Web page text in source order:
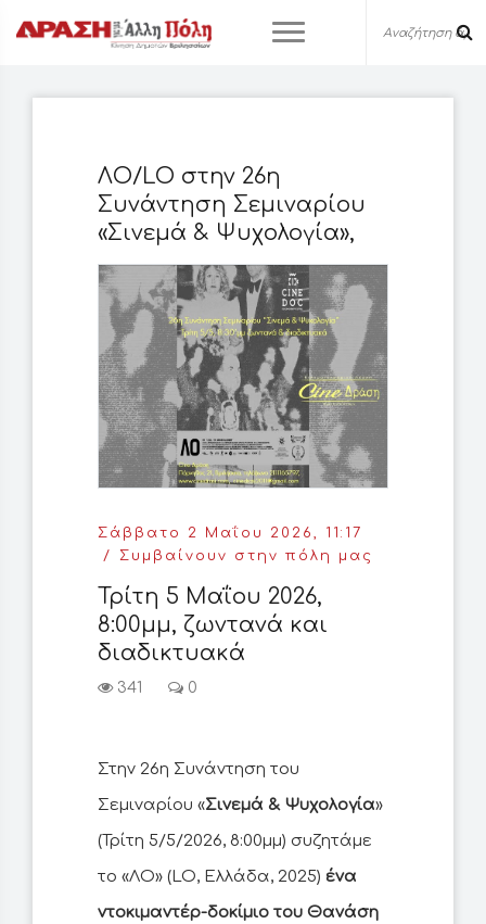
ΛΟ/LO στην 26η
Συνάντηση Σεμιναρίου
«Σινεμά & Ψυχολογία»,
Σάββατο 2 Μαΐου 2026, 11:17
Συμβαίνουν στην πόλη μας
Τρίτη 5 Μαΐου 2026,
8:00μμ, ζωντανά και
διαδικτυακά
341 0
Στην 26η Συνάντηση του
Σεμιναρίου «Σινεμά & Ψυχολογία»
(Τρίτη 5/5/2026, 8:00μμ) συζητάμε
το «ΛΟ» (LO, Ελλάδα, 2025) ένα
ντοκιμαντέρ-δοκίμιο του Θανάση